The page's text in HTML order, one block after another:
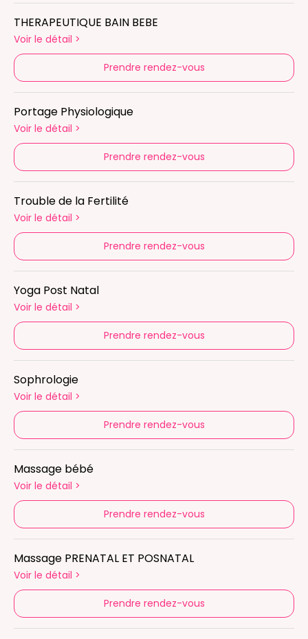
THERAPEUTIQUE BAIN BEBE
Voir le détail >
Prendre rendez-vous
Portage Physiologique
Voir le détail >
Prendre rendez-vous
Trouble de la Fertilité
Voir le détail >
Prendre rendez-vous
Yoga Post Natal
Voir le détail >
Prendre rendez-vous
Sophrologie
Voir le détail >
Prendre rendez-vous
Massage bébé
Voir le détail >
Prendre rendez-vous
Massage PRENATAL ET POSNATAL
Voir le détail >
Prendre rendez-vous